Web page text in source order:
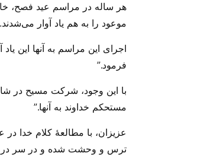
هر ساله در مراسم عید فصح،
موعود را به هم یاد آوار می‌‌شدند.
اجرای این مراسم به آنها این
فرمود.”
با این وجود، شرکت مسیح در
مستحکم خداوند به آنها.”
عزیزان، با مطالعهٔ کلام خدا
ترس و وحشت شده و در سر در